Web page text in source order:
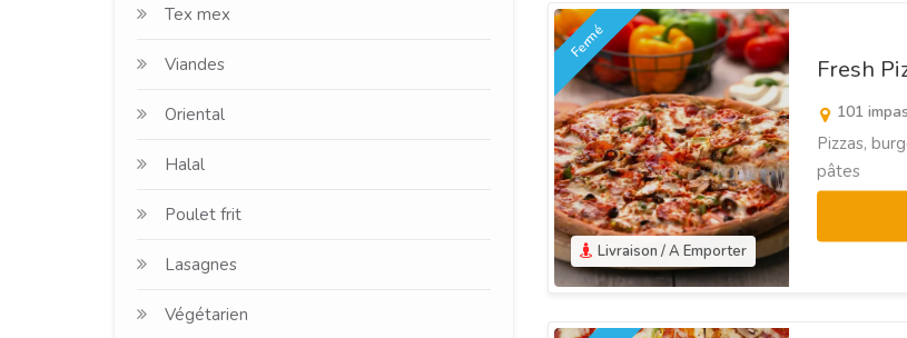
Tex mex
Viandes
Oriental
Halal
Poulet frit
Lasagnes
Végétarien
Livraison / A Emporter
Fermé
Fresh
101
Pizzas,
pâtes